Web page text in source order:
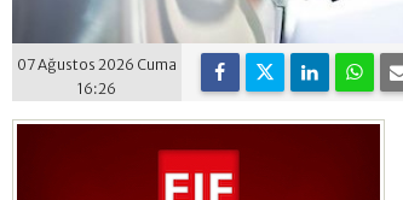
07 Ağustos 2026 Cuma
16:26